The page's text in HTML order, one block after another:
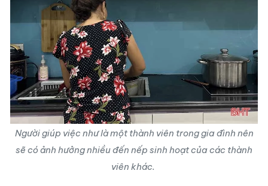
Người giúp việc như là một thành viên trong gia đình nên
sẽ có ảnh hưởng nhiều đến nếp sinh hoạt của các thành
viên khác.